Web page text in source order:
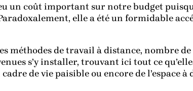
un coût important sur notre budget
elle a été un formidable
méthodes de travail à distance, nombre
s’y installer, trouvant ici tout ce
de vie paisible ou encore de l’espace